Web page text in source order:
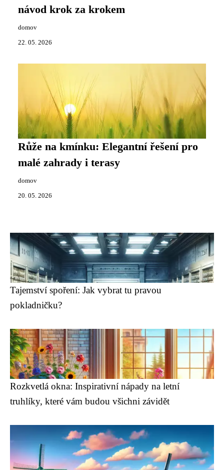
návod krok za krokem
domov
22. 05. 2026
Růže na kmínku: Elegantní řešení pro
malé zahrady i terasy
domov
20. 05. 2026
Tajemství spoření: Jak vybrat tu pravou
pokladničku?
Rozkvetlá okna: Inspirativní nápady na letní
truhlíky, které vám budou všichni závidět